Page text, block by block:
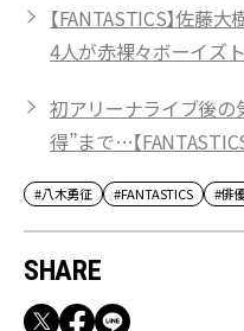
【FANTASTICS】佐藤
4人が赤裸々ボーイズト
初アリーナライブ後の
得”まで…【
#八木勇征 #FANTASTICS #俳
SHARE